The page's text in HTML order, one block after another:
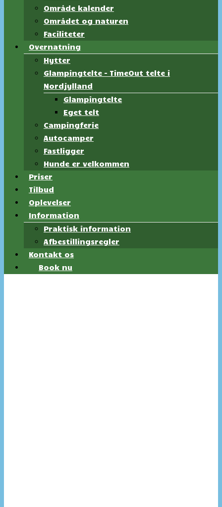
Område kalender
Området og naturen
Faciliteter
Overnatning
Hytter
Glampingtelte – TimeOut telte i
Nordjylland
Glampingtelte
Eget telt
Campingferie
Autocamper
Fastligger
Hunde er velkommen
Priser
Tilbud
Oplevelser
Information
Praktisk information
Afbestillingsregler
Kontakt os
Book nu